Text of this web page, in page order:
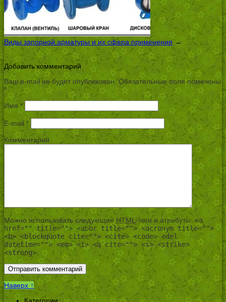
Виды запорной арматуры и их сфера применения →
Добавить комментарий
Ваш e-mail не будет опубликован.Обязательные поля помечены
*
Имя*
E-mail*
Комментарий
Можно использовать следующие HTML-теги и атрибуты:<a
href="" title=""> <abbr title=""> <acronym title="">
<b> <blockquote cite=""> <cite> <code> <del
datetime=""> <em> <i> <q cite=""> <s> <strike>
<strong>
Наверх ↑